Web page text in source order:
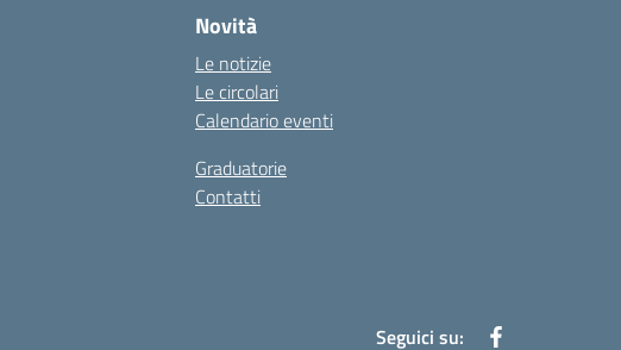
Novità
Le notizie
Le circolari
Calendario eventi
Graduatorie
Contatti
Seguici su: